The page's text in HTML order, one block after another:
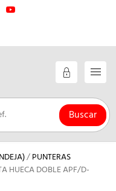
Buscar
/PUNTERAS
HUECA DOBLE APF/D-